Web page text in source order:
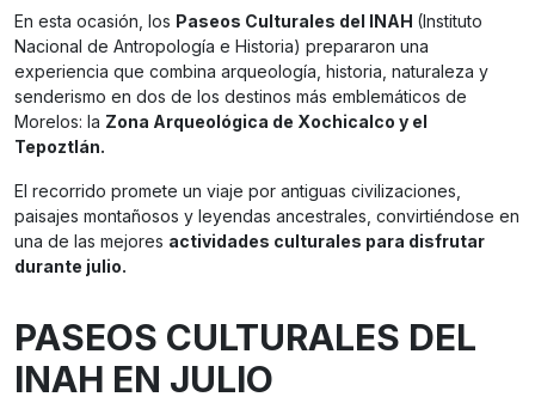
En esta ocasión, los Paseos Culturales del INAH (Instituto
Nacional de Antropología e Historia) prepararon una
experiencia que combina arqueología, historia, naturaleza y
senderismo en dos de los destinos más emblemáticos de
Morelos: la Zona Arqueológica de Xochicalco y el
Tepoztlán.
El recorrido promete un viaje por antiguas civilizaciones,
paisajes montañosos y leyendas ancestrales, convirtiéndose en
una de las mejores actividades culturales para disfrutar
durante julio.
PASEOS CULTURALES DEL
INAH EN JULIO